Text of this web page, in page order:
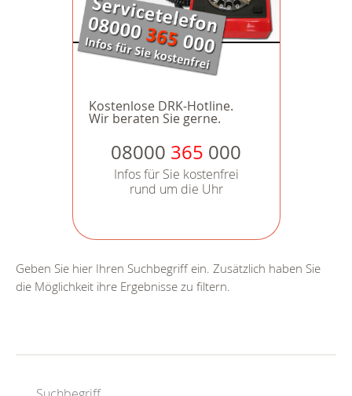
Kostenlose DRK-Hotline.
Wir beraten Sie gerne.
08000 365 000
Infos für Sie kostenfrei
rund um die Uhr
Geben Sie hier Ihren Suchbegriff ein. Zusätzlich haben Sie
die Möglichkeit ihre Ergebnisse zu filtern.